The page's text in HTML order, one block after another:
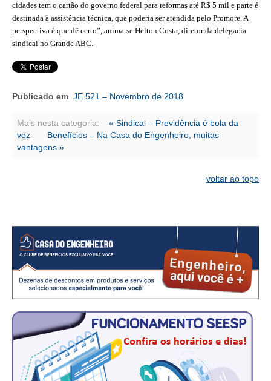
CONSÓRCIOS
CAMPANHAS SALARIAIS
COMUNICAÇÃO
CONTEÚDO ESPECIAL
NOTÍCIAS NO WHATSAPP
FOTOS
PUBLICAÇÕES
PUBLICIDADE
MANUAL DE REDAÇÃO
RELEASES
cidades tem o cartão do governo federal para reformas até R$ 5 mil e parte é
destinada à assistência técnica, que poderia ser atendida pelo Promore. A
perspectiva é que dê certo”, anima-se Helton Costa, diretor da delegacia
sindical no Grande ABC.
Publicado em JE 521 – Novembro de 2018
Mais nesta categoria:
« Sindical – Previdência é bola da
vez
Benefícios – Na Casa do Engenheiro, muitas
vantagens »
voltar ao topo